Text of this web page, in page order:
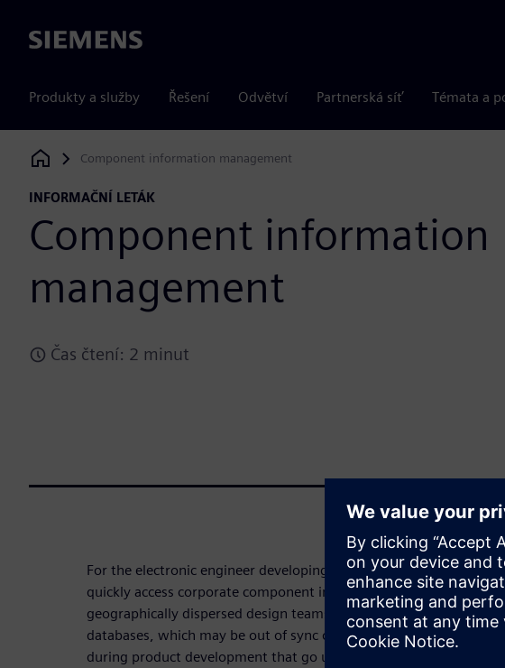
Siemens
Produkty a služby Řešení Odvětví Partnerská síť Témata a
Siemens Digital Industries Software
Component information management
INFORMAČNÍ LETÁK
Component information
management
Čas čtení: 2 minut
For the electronic engineer developing a product, the ability to
quickly access corporate component information is critical to
geographically dispersed design teams often use separate
databases, which may be out of sync or out of date. This can cause
during product development that go undetected until later in the